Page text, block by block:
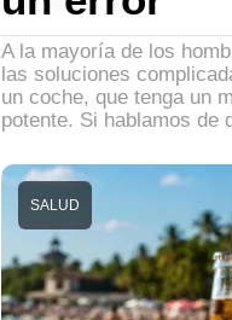
A la mayoría de los
las soluciones
un coche, que tenga un
potente. Si hablamos de
SALUD